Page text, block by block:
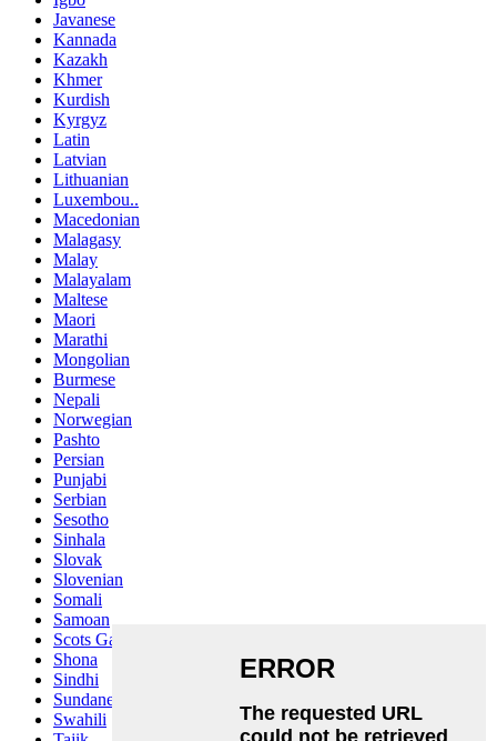
Javanese
Kannada
Kazakh
Khmer
Kurdish
Kyrgyz
Latin
Latvian
Lithuanian
Luxembou..
Macedonian
Malagasy
Malay
Malayalam
Maltese
Maori
Marathi
Mongolian
Burmese
Nepali
Norwegian
Pashto
Persian
Punjabi
Serbian
Sesotho
Sinhala
Slovak
Slovenian
Somali
Samoan
Scots Gaelic
Shona
Sindhi
Sundanese
Swahili